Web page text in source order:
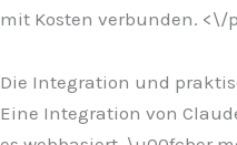
mit Kosten verbunden. <\/
Die Integration und
Eine Integration von